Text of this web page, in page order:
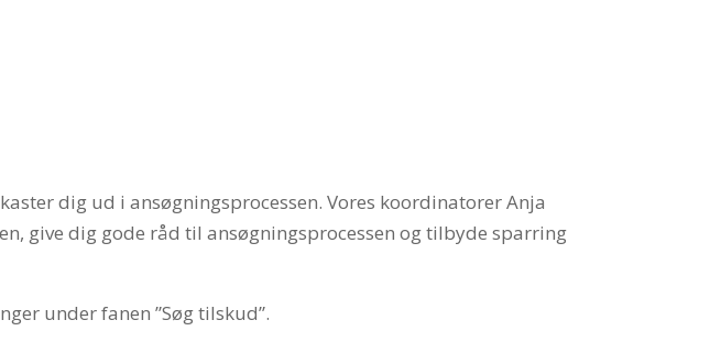
dig ud i ansøgningsprocessen. Vores koordinatorer Anja
give dig gode råd til ansøgningsprocessen og tilbyde sparring
under fanen ”Søg tilskud”.